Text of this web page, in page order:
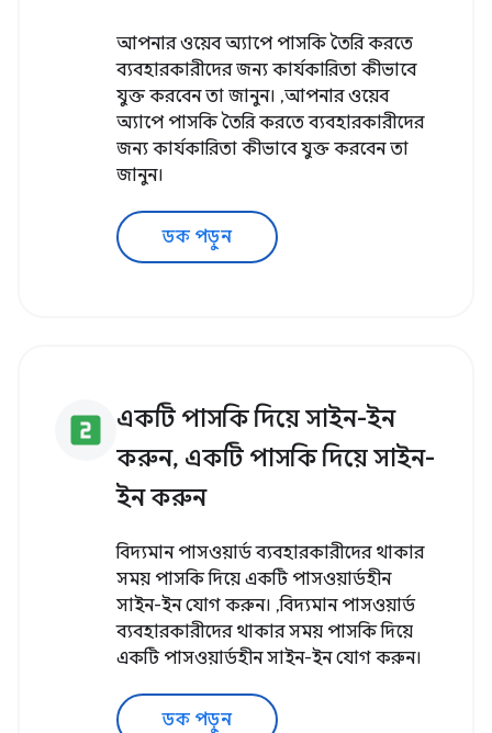
আপনার ওয়েব অ্যাপে পাসকি তৈরি করতে
ব্যবহারকারীদের জন্য কার্যকারিতা কীভাবে
যুক্ত করবেন তা জানুন। ,আপনার ওয়েব
অ্যাপে পাসকি তৈরি করতে ব্যবহারকারীদের
জন্য কার্যকারিতা কীভাবে যুক্ত করবেন তা
জানুন।
ডক পড়ুন
looks_two একটি পাসকি দিয়ে সাইন-ইন
করুন, একটি পাসকি দিয়ে সাইন-
ইন করুন
বিদ্যমান পাসওয়ার্ড ব্যবহারকারীদের থাকার
সময় পাসকি দিয়ে একটি পাসওয়ার্ডহীন
সাইন-ইন যোগ করুন। ,বিদ্যমান পাসওয়ার্ড
ব্যবহারকারীদের থাকার সময় পাসকি দিয়ে
একটি পাসওয়ার্ডহীন সাইন-ইন যোগ করুন।
ডক পড়ুন